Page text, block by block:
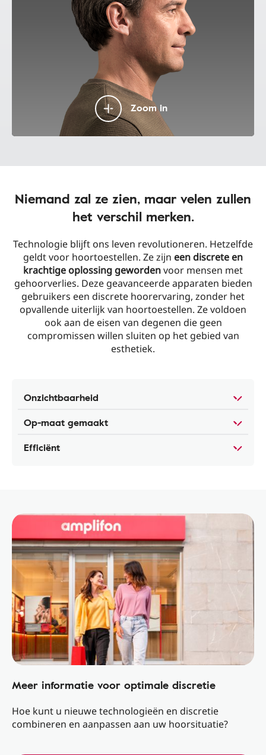
Zoom in
Niemand zal ze zien, maar velen zullen
het verschil merken.
Technologie blijft ons leven revolutioneren. Hetzelfde
geldt voor hoortoestellen. Ze zijn een discrete en
krachtige oplossing gewordenvoor mensen met
gehoorverlies. Deze geavanceerde apparaten bieden
gebruikers een discrete hoorervaring, zonder het
opvallende uiterlijk van hoortoestellen. Ze voldoen
ook aan de eisen van degenen die geen
compromissen willen sluiten op het gebied van
esthetiek.
Onzichtbaarheid
Op-maat gemaakt
Efficiënt
Meer informatie voor optimale discretie
Hoe kunt u nieuwe technologieën en discretie
combineren en aanpassen aan uw hoorsituatie?